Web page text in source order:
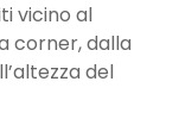
vicino al
corner, dalla
del